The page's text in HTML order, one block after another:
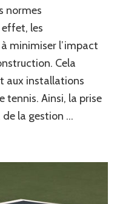
normes
les
minimiser l’impact
Cela
aux installations
tennis. Ainsi, la prise
de la gestion …